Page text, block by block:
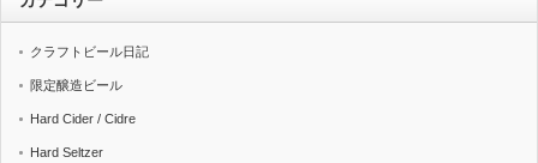
クラフトビール日記
限定醸造ビール
Hard Cider / Cidre
Hard Seltzer